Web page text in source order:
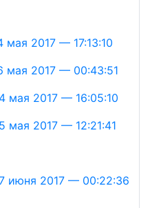
мая 2017 — 17:13:10
мая 2017 — 00:43:51
мая 2017 — 16:05:10
мая 2017 — 12:21:41
июня 2017 — 00:22:36